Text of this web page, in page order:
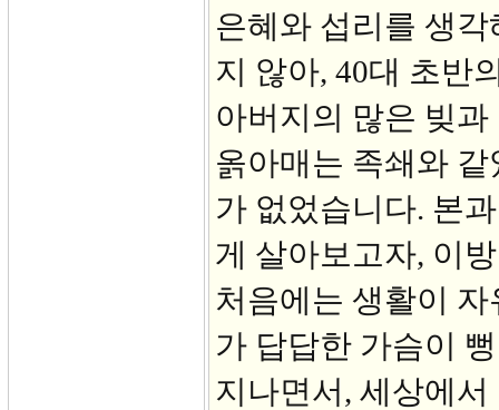
은혜와 섭리를 생
지 않아, 40대 초반
아버지의 많은 빚
옭아매는 족쇄와
가 없었습니다. 본
게 살아보고자, 이
처음에는 생활이
가 답답한 가슴이
지나면서, 세상에